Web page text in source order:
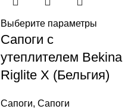
Выберите параметры
Cапоги с
утеплителем Bekina
Riglite X (Бельгия)
Сапоги, Сапоги